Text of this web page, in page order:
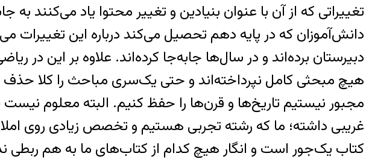
تغییراتی که از آن با عنوان بنیادین و تغییر محتوا یاد
دانش‌آموزان که در پایه دهم تحصیل می‌کند درباره این تغییرات
دبیرستان برده‌اند و در سال‌ها جابه‌جا کرده‌اند. علاوه بر این در
هیچ مبحثی کامل نپرداخته‌اند و حتی یک‌سری مباحث را کلا
مجبور نیستیم تاریخ‌ها و قرن‌ها را حفظ کنیم. البته معلوم
غریبی داشته؛ ما که رشته تجربی هستیم و تخصص زیادی روی
کتاب یک‌جور است و انگار هیچ کدام از کتاب‌های ما به هم ربطی